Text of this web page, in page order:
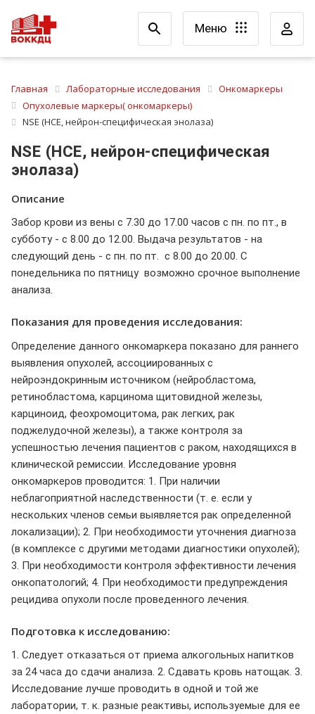
Меню
Главная Лабораторные исследования
Онкомаркеры
Опухолевые маркеры( онкомаркеры)
NSE (НСЕ, нейрон-специфическая энолаза)
NSE (НСЕ, нейрон-специфическая
энолаза)
Описание
Забор крови из вены с 7.30 до 17.00 часов с пн. по пт., в
субботу - с 8.00 до 12.00. Выдача результатов - на
следующий день - с пн. по пт. с 8.00 до 20.00. С
понедельника по пятницу возможно срочное выполнение
анализа.
Показания для проведения исследования:
Определение данного онкомаркера показано для раннего
выявления опухолей, ассоциированных с
нейроэндокринным источником (нейробластома,
ретинобластома, карцинома щитовидной железы,
карциноид, феохромоцитома, рак легких, рак
поджелудочной железы), а также контроля за
успешностью лечения пациентов с раком, находящихся в
клинической ремиссии. Исследование уровня
онкомаркеров проводится: 1. При наличии
неблагоприятной наследственности (т. е. если у
нескольких членов семьи выявляется рак определенной
локализации); 2. При необходимости уточнения диагноза
(в комплексе с другими методами диагностики опухолей);
3. При необходимости контроля эффективности лечения
онкопатологий; 4. При необходимости предупреждения
рецидива опухоли после проведенного лечения.
Подготовка к исследованию:
1. Следует отказаться от приема алкогольных напитков
за 24 часа до сдачи анализа. 2. Сдавать кровь натощак. 3.
Исследование лучше проводить в одной и той же
лаборатории, т. к. разные реактивы, используемые для ее